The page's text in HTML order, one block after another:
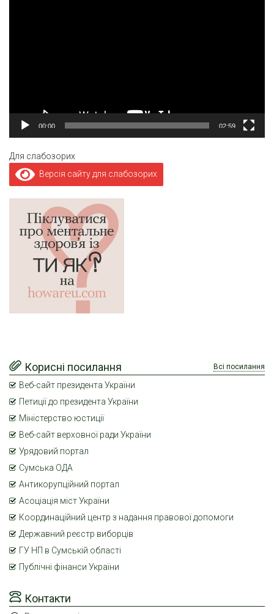
00:00 02:59
Для слабозорих
Версія сайту для слабозорих
Контакти
Корисні посилання Всі посилання
Веб-сайт президента України
Петиції до президента України
Міністерство юстиції
Веб-сайт верховної ради України
Урядовий портал
Сумська ОДА
Антикорупційний портал
Асоціація міст України
Координаційний центр з надання правової допомоги
Державний реєстр виборців
ГУ НП в Сумській області
Публічні фінанси України